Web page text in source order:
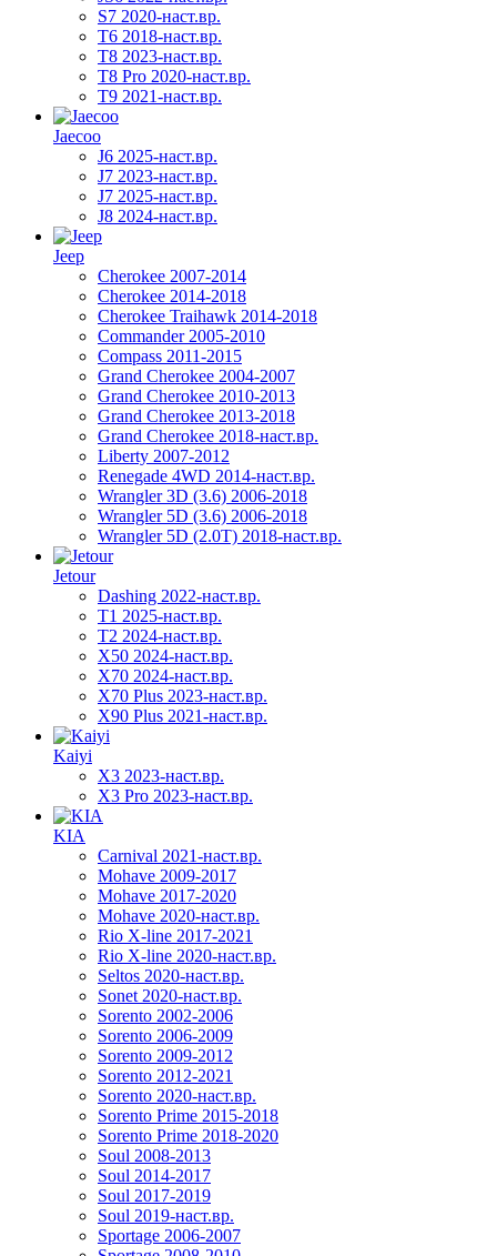
S7 2020-наст.вр.
T6 2018-наст.вр.
T8 2023-наст.вр.
T8 Pro 2020-наст.вр.
T9 2021-наст.вр.
Jaecoo
J6 2025-наст.вр.
J7 2023-наст.вр.
J7 2025-наст.вр.
J8 2024-наст.вр.
Jeep
Cherokee 2007-2014
Cherokee 2014-2018
Cherokee Traihawk 2014-2018
Commander 2005-2010
Compass 2011-2015
Grand Cherokee 2004-2007
Grand Cherokee 2010-2013
Grand Cherokee 2013-2018
Grand Cherokee 2018-наст.вр.
Liberty 2007-2012
Renegade 4WD 2014-наст.вр.
Wrangler 3D (3.6) 2006-2018
Wrangler 5D (3.6) 2006-2018
Wrangler 5D (2.0T) 2018-наст.вр.
Jetour
Dashing 2022-наст.вр.
T1 2025-наст.вр.
T2 2024-наст.вр.
X50 2024-наст.вр.
X70 2024-наст.вр.
X70 Plus 2023-наст.вр.
X90 Plus 2021-наст.вр.
Kaiyi
X3 2023-наст.вр.
X3 Pro 2023-наст.вр.
KIA
Carnival 2021-наст.вр.
Mohave 2009-2017
Mohave 2017-2020
Mohave 2020-наст.вр.
Rio X-line 2017-2021
Rio X-line 2020-наст.вр.
Seltos 2020-наст.вр.
Sonet 2020-наст.вр.
Sorento 2002-2006
Sorento 2006-2009
Sorento 2009-2012
Sorento 2012-2021
Sorento 2020-наст.вр.
Sorento Prime 2015-2018
Sorento Prime 2018-2020
Soul 2008-2013
Soul 2014-2017
Soul 2017-2019
Soul 2019-наст.вр.
Sportage 2006-2007